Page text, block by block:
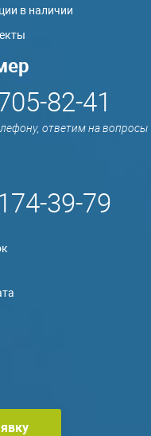
в наличии
82-41
ответим на вопросы
39-79